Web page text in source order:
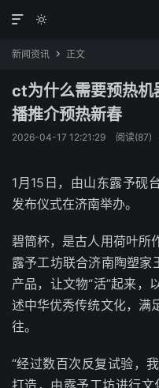


新闻资讯  正文
ct为什么需要预热机
播推介预热新春
2026-04-17 12:21:29 阅读(87)
1月15日，由山东露予砚
发布仪式在济南举办。
碧筒杯，是古人用荷叶所
露予工坊联合济南陶塑家
产品，让文物“活”起来，
述中华优秀传统文化，满
往。
“经过数百次反复试验，
打造，由露予工坊进行文